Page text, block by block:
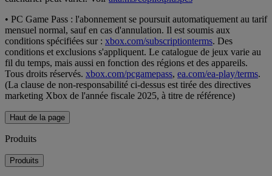
• PC Game Pass : l'abonnement se poursuit automatiquement au tarif
mensuel normal, sauf en cas d'annulation. Il est soumis aux
conditions spécifiées sur : xbox.com/subscriptionterms. Des
conditions et exclusions s'appliquent. Le catalogue de jeux varie au
fil du temps, mais aussi en fonction des régions et des appareils.
Tous droits réservés. xbox.com/pcgamepass, ea.com/ea-play/terms.
(La clause de non-responsabilité ci-dessus est tirée des directives
marketing Xbox de l'année fiscale 2025, à titre de référence)
Haut de la page
Produits
Produits